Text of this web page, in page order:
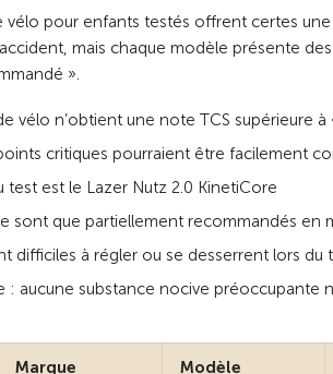
vélo pour enfants testés offrent certes
mais chaque modèle présente
».
vélo n’obtient une note TCS supérieure
critiques pourraient être facilement
test est le Lazer Nutz 2.0 KinetiCore
sont que partiellement recommandés
difficiles à régler ou se desserrent lors du
: aucune substance nocive préoccupante
Marque Modèle